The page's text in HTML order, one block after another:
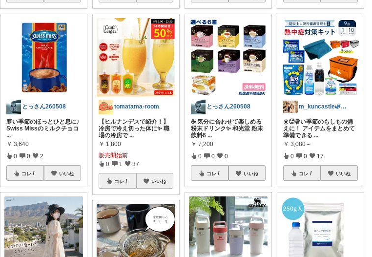
とっさん260508
寒い季節のほっとひと息に♪
Swiss Missのミルクチョコ
...
￥ 3,640
0 0 2
コレ いいね
tomatama-room
【ヒルナンデスで紹介！】
冷房で冷え切った体に✨ 職
場の冷房で ...
￥ 1,800
販売開始前
0 1 37
コレ いいね
とっさん260508
☕ 気分に合わせて楽しめる
粉末ドリンク✨ 和光堂 粉末
飲料6 ...
￥ 7,200
0 0 0
コレ いいね
m_kuncastle🌿のお部屋
☀️🥵暑い季節のもしもの備
えに！ アイテムをまとめて
準備できる ...
￥ 3,080～
0 0 17
コレ いいね